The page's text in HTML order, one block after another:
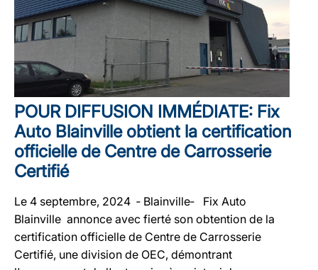
POUR DIFFUSION IMMÉDIATE: Fix
Auto Blainville obtient la certification
officielle de Centre de Carrosserie
Certifié
Le 4 septembre, 2024 ‐ Blainville‐ Fix Auto
Blainville annonce avec fierté son obtention de la
certification officielle de Centre de Carrosserie
Certifié, une division de OEC, démontrant